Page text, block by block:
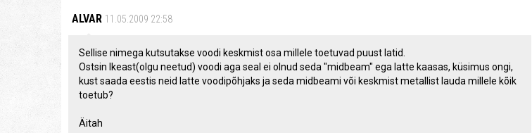
ALVAR 11.05.2009 22:58
Sellise nimega kutsutakse voodi keskmist osa millele toetuvad puust latid.
Ostsin Ikeast(olgu neetud) voodi aga seal ei olnud seda "midbeam" ega latte kaasas, küsimus ongi,
kust saada eestis neid latte voodipõhjaks ja seda midbeami või keskmist metallist lauda millele kõik
toetub?
Äitah